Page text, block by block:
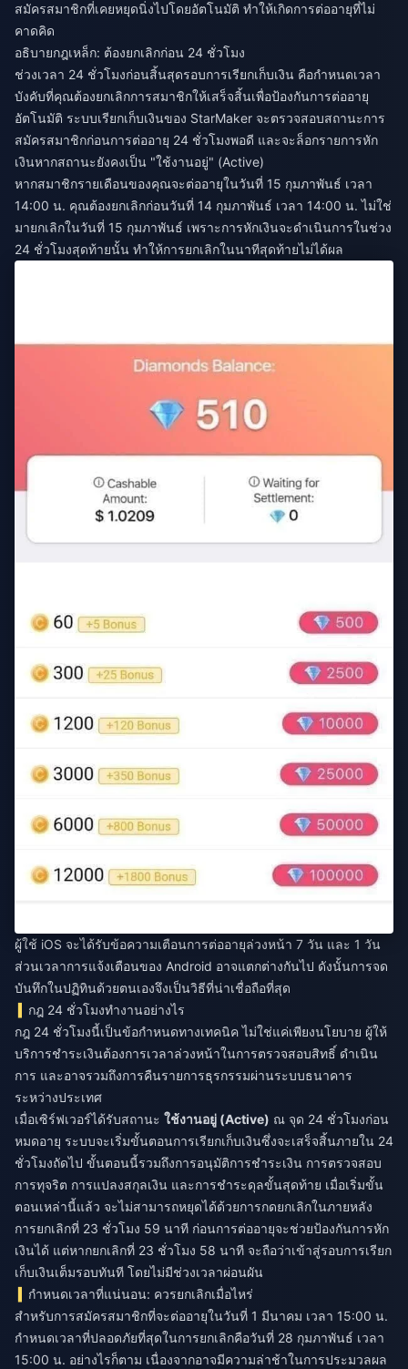
สมัครสมาชิกที่เคยหยุดนิ่งไปโดยอัตโนมัติ ทำให้เกิดการต่ออายุที่ไม่
คาดคิด
อธิบายกฎเหล็ก: ต้องยกเลิกก่อน 24 ชั่วโมง
ช่วงเวลา 24 ชั่วโมงก่อนสิ้นสุดรอบการเรียกเก็บเงิน คือกำหนดเวลา
บังคับที่คุณต้องยกเลิกการสมาชิกให้เสร็จสิ้นเพื่อป้องกันการต่ออายุ
อัตโนมัติ ระบบเรียกเก็บเงินของ StarMaker จะตรวจสอบสถานะการ
สมัครสมาชิกก่อนการต่ออายุ 24 ชั่วโมงพอดี และจะล็อกรายการหัก
เงินหากสถานะยังคงเป็น "ใช้งานอยู่" (Active)
หากสมาชิกรายเดือนของคุณจะต่ออายุในวันที่ 15 กุมภาพันธ์ เวลา
14:00 น. คุณต้องยกเลิกก่อนวันที่ 14 กุมภาพันธ์ เวลา 14:00 น. ไม่ใช่
มายกเลิกในวันที่ 15 กุมภาพันธ์ เพราะการหักเงินจะดำเนินการในช่วง
24 ชั่วโมงสุดท้ายนั้น ทำให้การยกเลิกในนาทีสุดท้ายไม่ได้ผล
ผู้ใช้ iOS จะได้รับข้อความเตือนการต่ออายุล่วงหน้า 7 วัน และ 1 วัน
ส่วนเวลาการแจ้งเตือนของ Android อาจแตกต่างกันไป ดังนั้นการจด
บันทึกในปฏิทินด้วยตนเองจึงเป็นวิธีที่น่าเชื่อถือที่สุด
กฎ 24 ชั่วโมงทำงานอย่างไร
กฎ 24 ชั่วโมงนี้เป็นข้อกำหนดทางเทคนิค ไม่ใช่แค่เพียงนโยบาย ผู้ให้
บริการชำระเงินต้องการเวลาล่วงหน้าในการตรวจสอบสิทธิ์ ดำเนิน
การ และอาจรวมถึงการคืนรายการธุรกรรมผ่านระบบธนาคาร
ระหว่างประเทศ
เมื่อเซิร์ฟเวอร์ได้รับสถานะ ใช้งานอยู่ (Active) ณ จุด 24 ชั่วโมงก่อน
หมดอายุ ระบบจะเริ่มขั้นตอนการเรียกเก็บเงินซึ่งจะเสร็จสิ้นภายใน 24
ชั่วโมงถัดไป ขั้นตอนนี้รวมถึงการอนุมัติการชำระเงิน การตรวจสอบ
การทุจริต การแปลงสกุลเงิน และการชำระดุลขั้นสุดท้าย เมื่อเริ่มขั้น
ตอนเหล่านี้แล้ว จะไม่สามารถหยุดได้ด้วยการกดยกเลิกในภายหลัง
การยกเลิกที่ 23 ชั่วโมง 59 นาที ก่อนการต่ออายุจะช่วยป้องกันการหัก
เงินได้ แต่หากยกเลิกที่ 23 ชั่วโมง 58 นาที จะถือว่าเข้าสู่รอบการเรียก
เก็บเงินเต็มรอบทันที โดยไม่มีช่วงเวลาผ่อนผัน
กำหนดเวลาที่แน่นอน: ควรยกเลิกเมื่อไหร่
สำหรับการสมัครสมาชิกที่จะต่ออายุในวันที่ 1 มีนาคม เวลา 15:00 น.
กำหนดเวลาที่ปลอดภัยที่สุดในการยกเลิกคือวันที่ 28 กุมภาพันธ์ เวลา
15:00 น. อย่างไรก็ตาม เนื่องจากอาจมีความล่าช้าในการประมวลผล